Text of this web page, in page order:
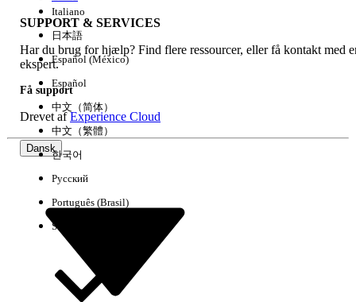
Ryd alle Udført
SUPPORT & SERVICES
Har du brug for hjælp? Find flere ressourcer, eller få kontakt med
ekspert.
Få support
Drevet afExperience Cloud
Dansk
Italiano
日本語
Español (México)
Español
中文（简体）
中文（繁體）
한국어
Русский
Português (Brasil)
Suomi